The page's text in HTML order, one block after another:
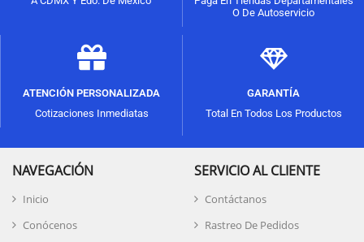
O De Autoservicio
ATENCIÓN PERSONALIZADA
Cotizaciones Inmediatas
GARANTÍA
Total En Todos Los Productos
NAVEGACIÓN
Inicio
Conócenos
SERVICIO AL CLIENTE
Contáctanos
Rastreo De Pedidos